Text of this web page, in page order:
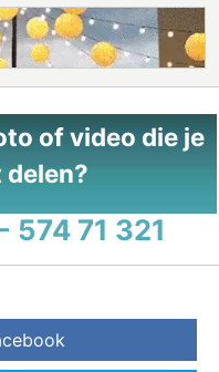
of video die je
574 71 321